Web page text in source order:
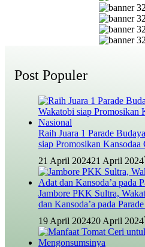
Post Populer
Raih Juara 1 Parade
siap Promosikan
21 April 202421 April 2024
Jambore PKK Sultra,
dan Kansoda’a pada
19 April 202420 April 2024